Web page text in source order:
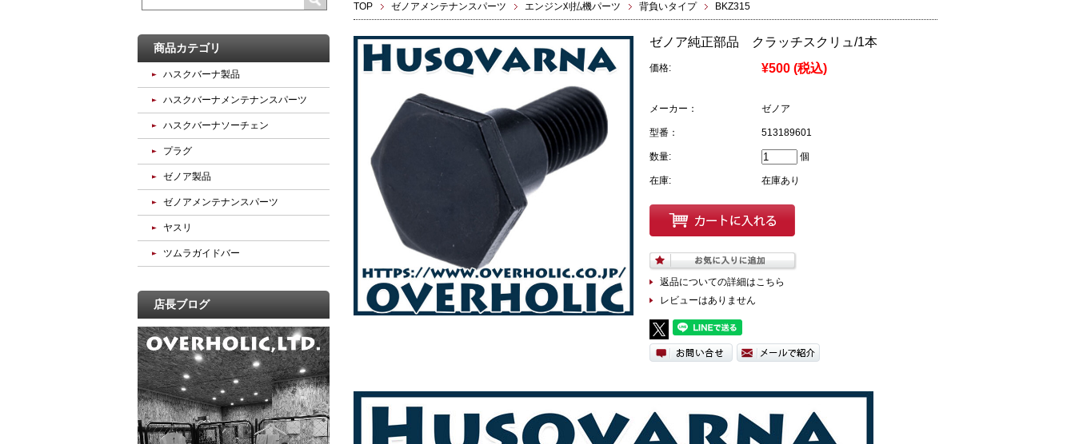
TOP ゼノアメンテナンスパーツ エンジン刈払機パーツ 背負いタイプ BKZ315
ゼノア純正部品 クラッチスクリュ/1本
価格: ¥500 (税込)
メーカー： ゼノア
型番： 513189601
数量: 個
在庫: 在庫あり
返品についての詳細はこちら
レビューはありません
商品カテゴリ
ハスクバーナ製品
ハスクバーナメンテナンスパーツ
ハスクバーナソーチェン
プラグ
ゼノア製品
ゼノアメンテナンスパーツ
ヤスリ
ツムラガイドバー
店長ブログ